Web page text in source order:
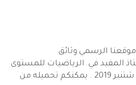
الرسمي وثائق
المفيد في الرياضيات للمستوى
الأول ابتدائي - طبعة شتنبر 2019 . يمكنكم تحميله من